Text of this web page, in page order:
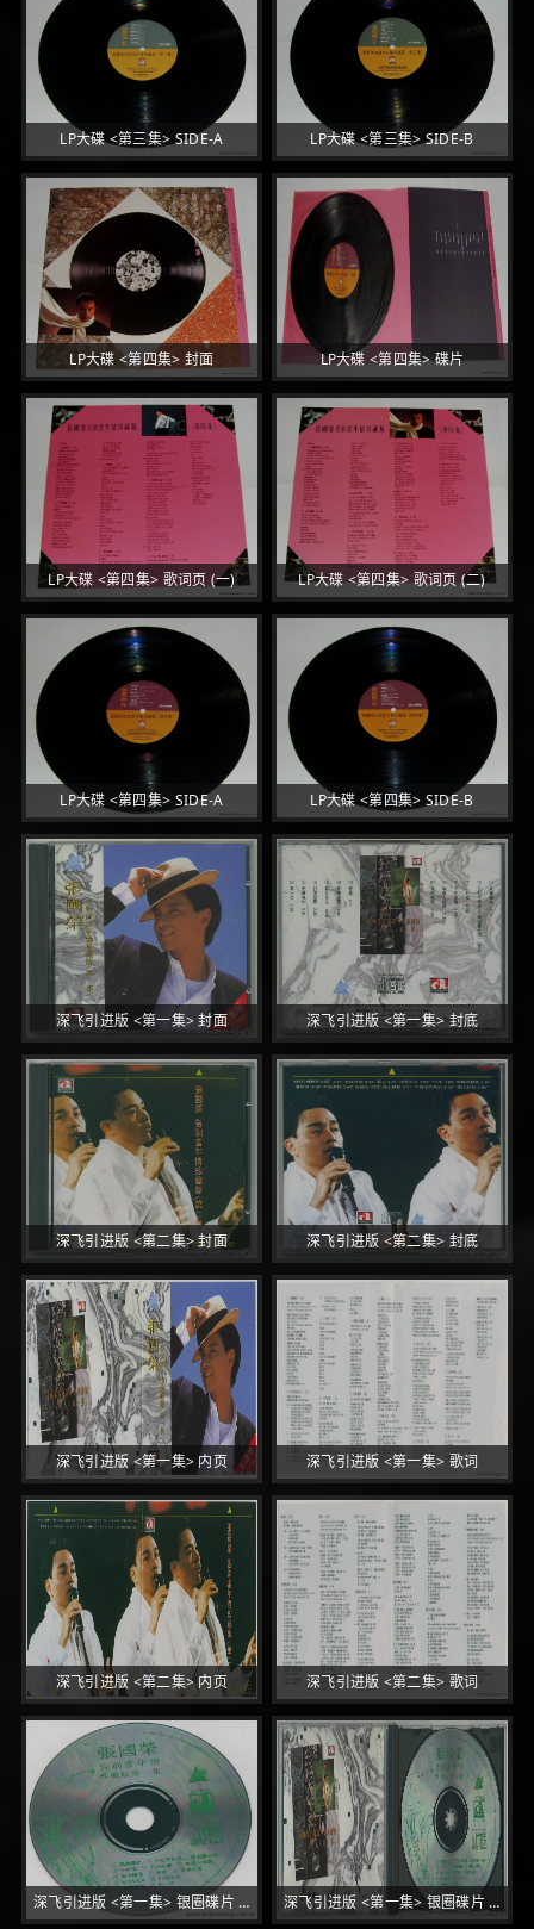
LP大碟 <第三集> SIDE-A LP大碟 <第三集> SIDE-B
LP大碟 <第四集> 封面 LP大碟 <第四集> 碟片
LP大碟 <第四集> 歌词页 (一) LP大碟 <第四集> 歌词页 (二)
LP大碟 <第四集> SIDE-A LP大碟 <第四集> SIDE-B
深飞引进版 <第一集> 封面 深飞引进版 <第一集> 封底
深飞引进版 <第二集> 封面 深飞引进版 <第二集> 封底
深飞引进版 <第一集> 内页 深飞引进版 <第一集> 歌词
深飞引进版 <第二集> 内页 深飞引进版 <第二集> 歌词
深飞引进版 <第一集> 银圈碟片 (SC-92-003A 000 215 01 SF) 深飞引进版 <第一集> 银圈碟片 (SC-92-003A 000 215 01 SF)